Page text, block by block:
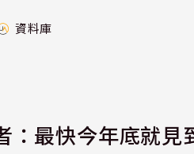
資料庫
：最快今年底就見